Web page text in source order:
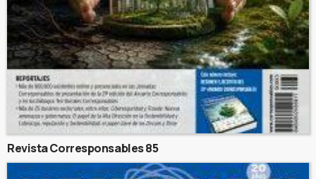
Revista Corresponsables 85